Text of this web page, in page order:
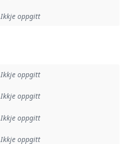
Ikkje oppgitt
Ikkje oppgitt
:
Ikkje oppgitt
Ikkje oppgitt
:
Ikkje oppgitt